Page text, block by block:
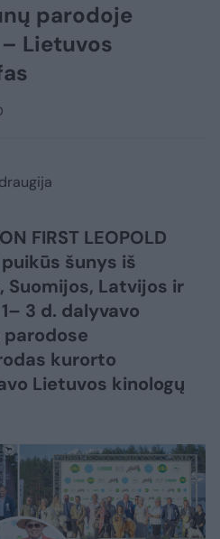
parodoje
Lietuvos
FIRST LEOPOLD
šunys iš
Suomijos, Latvijos ir
3 d. dalyvavo
kurorto
Lietuvos kinologų